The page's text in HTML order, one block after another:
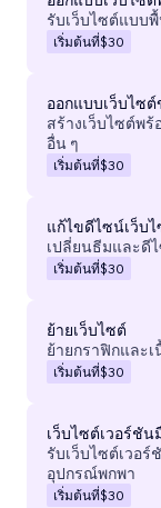
รับเว็บไซต์แบบ
เริ่มต้นที่$30
ออกแบบเว็บไซ
สร้างเว็บไซต์พ
อื่น ๆ
เริ่มต้นที่$30
แก้ไขดีไซน์เว็บ
เปลี่ยนธีมและดี
เริ่มต้นที่$30
ย้ายเว็บไซต์
ย้ายกราฟิกและ
เริ่มต้นที่$30
เว็บไซต์เวอร์ชัน
รับเว็บไซต์เวอ
อุปกรณ์พกพา
เริ่มต้นที่$30